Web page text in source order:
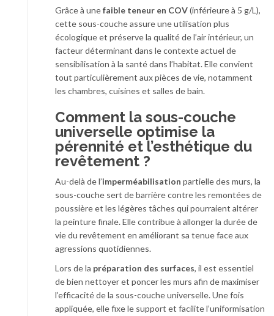
Grâce à unefaible teneur en COV(inférieure à 5 g/L),
cette sous-couche assure une utilisation plus
écologique et préserve la qualité de l’air intérieur, un
facteur déterminant dans le contexte actuel de
sensibilisation à la santé dans l’habitat. Elle convient
tout particulièrement aux pièces de vie, notamment
les chambres, cuisines et salles de bain.
Comment la sous-couche
universelle optimise la
pérennité et l’esthétique du
revêtement ?
Au-delà de l’imperméabilisation partielle des murs, la
sous-couche sert de barrière contre les remontées de
poussière et les légères tâches qui pourraient altérer
la peinture finale. Elle contribue à allonger la durée de
vie du revêtement en améliorant sa tenue face aux
agressions quotidiennes.
Lors de la préparation des surfaces, il est essentiel
de bien nettoyer et poncer les murs afin de maximiser
l’efficacité de la sous-couche universelle. Une fois
appliquée, elle fixe le support et facilite l’uniformisation